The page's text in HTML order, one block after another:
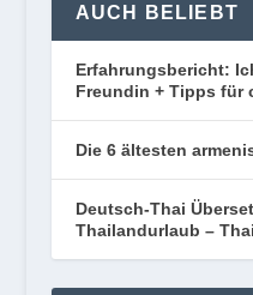
AUCH BELIEBT
Erfahrungsbericht:
Freundin + Tipps für
Die 6 ältesten
Deutsch-Thai
Thailandurlaub –